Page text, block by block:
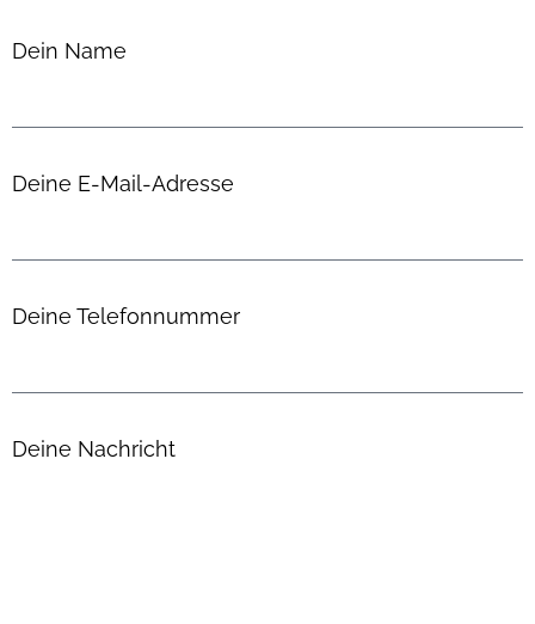
Dein Name
Deine E-Mail-Adresse
Deine Telefonnummer
Deine Nachricht